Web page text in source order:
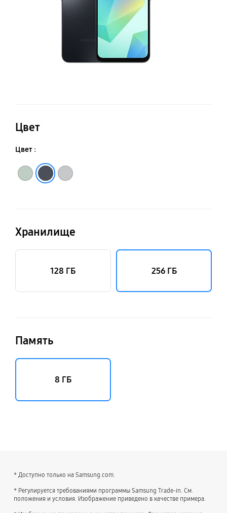
Цвет
Цвет :
Хранилище
128 ГБ 256 ГБ
Память
8 ГБ
* Доступно только на Samsung.com.
* Регулируется требованиями программы Samsung Trade-in. См.
положения и условия. Изображение приведено в качестве примера.